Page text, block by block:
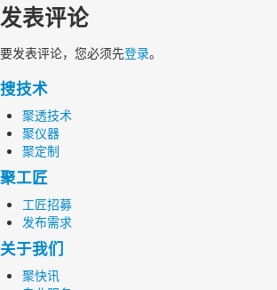
发表评论
要发表评论，您必须先登录。
搜技术
聚透技术
聚仪器
聚定制
聚工匠
工匠招募
发布需求
关于我们
聚快讯